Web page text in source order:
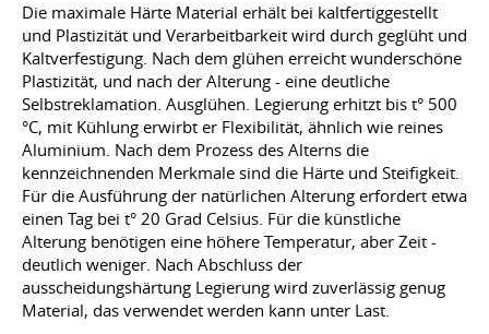
Die maximale Härte Material erhält bei kaltfertiggestellt
und Plastizität und Verarbeitbarkeit wird durch geglüht und
Kaltverfestigung. Nach dem glühen erreicht wunderschöne
Plastizität, und nach der Alterung - eine deutliche
Selbstreklamation. Ausglühen. Legierung erhitzt bis t° 500
°C, mit Kühlung erwirbt er Flexibilität, ähnlich wie reines
Aluminium. Nach dem Prozess des Alterns die
kennzeichnenden Merkmale sind die Härte und Steifigkeit.
Für die Ausführung der natürlichen Alterung erfordert etwa
einen Tag bei t° 20 Grad Celsius. Für die künstliche
Alterung benötigen eine höhere Temperatur, aber Zeit -
deutlich weniger. Nach Abschluss der
ausscheidungshärtung Legierung wird zuverlässig genug
Material, das verwendet werden kann unter Last.